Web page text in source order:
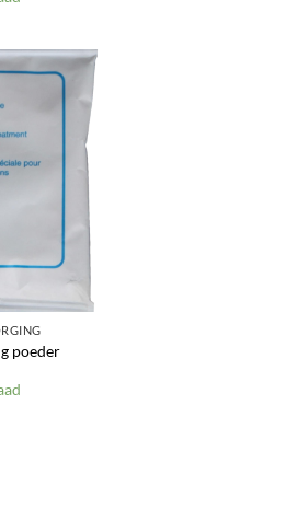
Toevoegen
verlanglijst
poeder